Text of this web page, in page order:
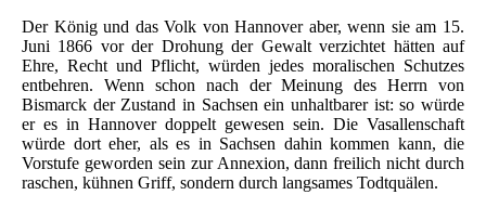
Der König und das Volk von Hannover aber, wenn sie am 15.
Juni 1866 vor der Drohung der Gewalt verzichtet hätten auf
Ehre, Recht und Pflicht, würden jedes moralischen Schutzes
entbehren. Wenn schon nach der Meinung des Herrn von
Bismarck der Zustand in Sachsen ein unhaltbarer ist: so würde
er es in Hannover doppelt gewesen sein. Die Vasallenschaft
würde dort eher, als es in Sachsen dahin kommen kann, die
Vorstufe geworden sein zur Annexion, dann freilich nicht durch
raschen, kühnen Griff, sondern durch langsames Todtquälen.